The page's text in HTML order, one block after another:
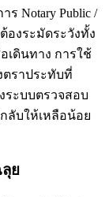
ร Notary Public /
องระมัดระวังทั้ง
ดินทาง การใช้
ราประทับที่
ระบบตรวจสอบ
กลับให้เหลือน้อย
ย